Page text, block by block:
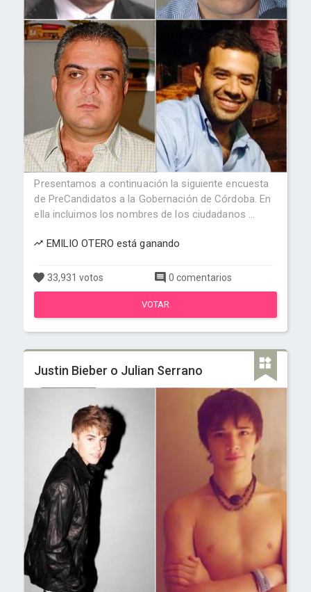
Presentamos a continuación la siguiente encuesta
de PreCandidatos a la Gobernación de Córdoba. En
ella incluimos los nombres de los ciudadanos ...
EMILIO OTERO está ganando
33,931 votos 0 comentarios
VOTAR
Justin Bieber o Julian Serrano